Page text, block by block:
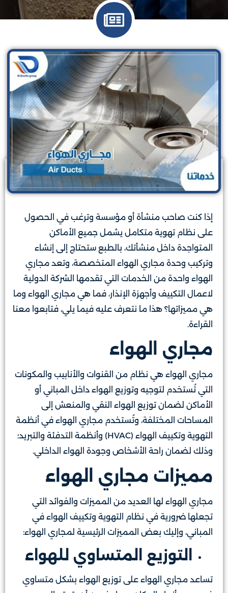
إذا كنت صاحب منشأة أو مؤسسة وترغب في الحصول
على نظام تهوية متكامل يشمل جميع الأماكن
المتواجدة داخل منشأتك، بالطبع ستحتاج إلى إنشاء
وتركيب وحدة مجاري الهواء المتخصصة، وتعد مجاري
الهواء واحدة من الخدمات التي تقدمها الشركة الدولية
لاعمال التكييف وأجهزة الإنذار، فما هي مجاري الهواء وما
هي مميزاتها؟ هذا ما نتعرف عليه فيما يلي، فتابعوا معنا
القراءة.
مجاري الهواء
مجاري الهواء هي نظام من القنوات والأنابيب والمكونات
التي تُستخدم لتوجيه وتوزيع الهواء داخل المباني أو
الأماكن لضمان توزيع الهواء النقي والمنعش إلى
المساحات المختلفة، وتُستخدم مجاري الهواء في أنظمة
التهوية وتكييف الهواء (HVAC) وأنظمة التدفئة والتبريد؛
وذلك لضمان راحة الأشخاص وجودة الهواء الداخلي.
مميزات مجاري الهواء
مجاري الهواء لها العديد من المميزات والفوائد التي
تجعلها ضرورية في نظام التهوية وتكييف الهواء في
المباني، وإليك بعض المميزات الرئيسية لمجاري الهواء:
التوزيع المتساوي للهواء
تساعد مجاري الهواء على توزيع الهواء بشكل متساوي